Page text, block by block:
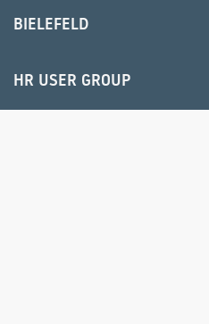
BIELEFELD
HR USER GROUP